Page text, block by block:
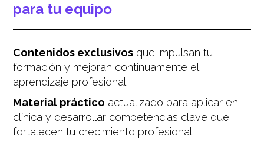
para tu equipo
Contenidos exclusivos que impulsan tu
formación y mejoran continuamente el
aprendizaje profesional.
Material práctico actualizado para aplicar en
clínica y desarrollar competencias clave que
fortalecen tu crecimiento profesional.